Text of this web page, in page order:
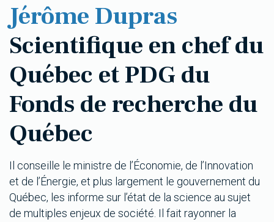
Jérôme Dupras
Scientifique en chef du
Québec et PDG du
Fonds de recherche du
Québec
Il conseille le ministre de l’Économie, de l’Innovation
et de l’Énergie, et plus largement le gouvernement du
Québec, les informe sur l’état de la science au sujet
de multiples enjeux de société. Il fait rayonner la